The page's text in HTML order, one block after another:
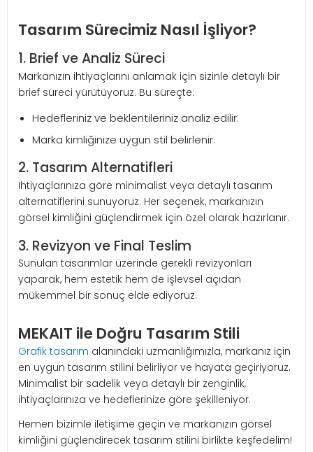
Tasarım Sürecimiz Nasıl İşliyor?
1. Brief ve Analiz Süreci
Markanızın ihtiyaçlarını anlamak için sizinle detaylı bir
brief süreci yürütüyoruz. Bu süreçte:
Hedefleriniz ve beklentileriniz analiz edilir.
Marka kimliğinize uygun stil belirlenir.
2. Tasarım Alternatifleri
İhtiyaçlarınıza göre minimalist veya detaylı tasarım
alternatiflerini sunuyoruz. Her seçenek, markanızın
görsel kimliğini güçlendirmek için özel olarak hazırlanır.
3. Revizyon ve Final Teslim
Sunulan tasarımlar üzerinde gerekli revizyonları
yaparak, hem estetik hem de işlevsel açıdan
mükemmel bir sonuç elde ediyoruz.
MEKAIT ile Doğru Tasarım Stili
Grafik tasarım alanındaki uzmanlığımızla, markanız için
en uygun tasarım stilini belirliyor ve hayata geçiriyoruz.
Minimalist bir sadelik veya detaylı bir zenginlik,
ihtiyaçlarınıza ve hedeflerinize göre şekilleniyor.
Hemen bizimle iletişime geçin ve markanızın görsel
kimliğini güçlendirecek tasarım stilini birlikte keşfedelim!